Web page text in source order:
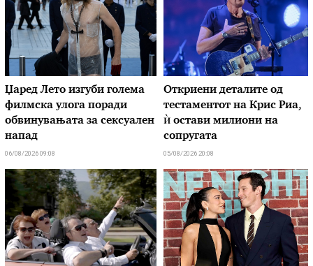
Џаред Лето изгуби голема
филмска улога поради
обвинувањата за сексуален
напад
06/08/2026 09:08
Откриени деталите од
тестаментот на Крис Риа,
ѝ остави милиони на
сопругата
05/08/2026 20:08